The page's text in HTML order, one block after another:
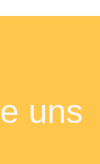
uns